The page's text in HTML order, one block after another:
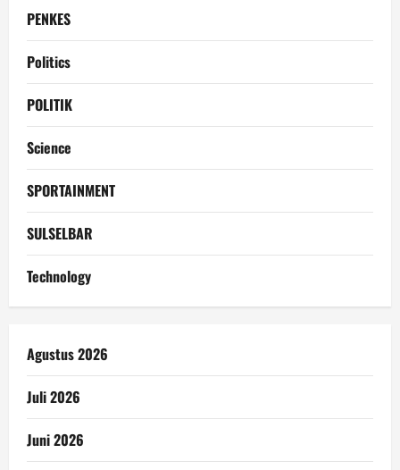
PENKES
Politics
POLITIK
Science
SPORTAINMENT
SULSELBAR
Technology
Agustus 2026
Juli 2026
Juni 2026